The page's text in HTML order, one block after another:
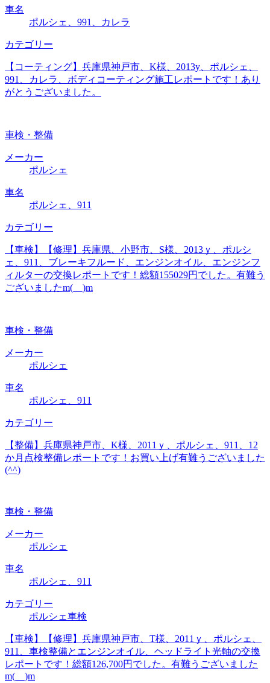
車名
ポルシェ、991、カレラ
カテゴリー
【コーティング】兵庫県神戸市、K様、2013y、ポルシェ、
991、カレラ、ボディコーティング施工レポートです！あり
がとうございました。
車検・整備
メーカー
ポルシェ
車名
ポルシェ、911
カテゴリー
【車検】【修理】兵庫県、小野市、S様、2013ｙ、ポルシ
ェ、911、ブレーキフルード、エンジンオイル、エンジンフ
ィルターの交換レポートです！総額155029円でした。有難う
ございましたm(__)m
車検・整備
メーカー
ポルシェ
車名
ポルシェ、911
カテゴリー
【整備】兵庫県神戸市、K様、2011ｙ、ポルシェ、911、12
か月点検整備レポートです！お買い上げ有難うございました
(^^)
車検・整備
メーカー
ポルシェ
車名
ポルシェ、911
カテゴリー
ポルシェ車検
【車検】【修理】兵庫県神戸市、T様、2011ｙ、ポルシェ、
911、車検整備とエンジンオイル、ヘッドライト光軸の交換
レポートです！総額126,700円でした。有難うございました
m(__)m